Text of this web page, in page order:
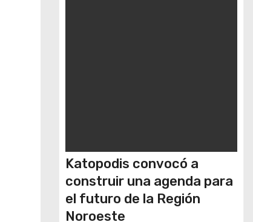
Katopodis convocó a
construir una agenda para
el futuro de la Región
Noroeste